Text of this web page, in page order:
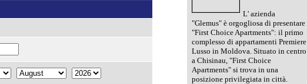
L' azienda
"Glemus" è orgogliosa di presentare
"First Choice Apartments": il primo
complesso di appartamenti Premiere
Lusso in Moldova. Situato in centro
a Chisinau, "First Choice
Apartments" si trova in una
posizione privilegiata in città.